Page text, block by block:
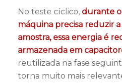
No teste cíclico, durante
máquina precisa reduzir
amostra, essa energia é
armazenada em
reutilizada na fase
torna muito mais